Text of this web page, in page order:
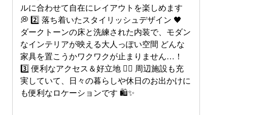
ルに合わせて自在にレイアウトを楽しめます
💭 2️⃣ 落ち着いたスタイリッシュデザイン 🖤
ダークトーンの床と洗練された内装で、モダン
なインテリアが映える大人っぽい空間 どんな
家具を置こうかワクワクが止まりません…！
3️⃣ 便利なアクセス＆好立地 🚶‍♂️ 周辺施設も充
実していて、日々の暮らしや休日のお出かけに
も便利なロケーションです 🛍️✨